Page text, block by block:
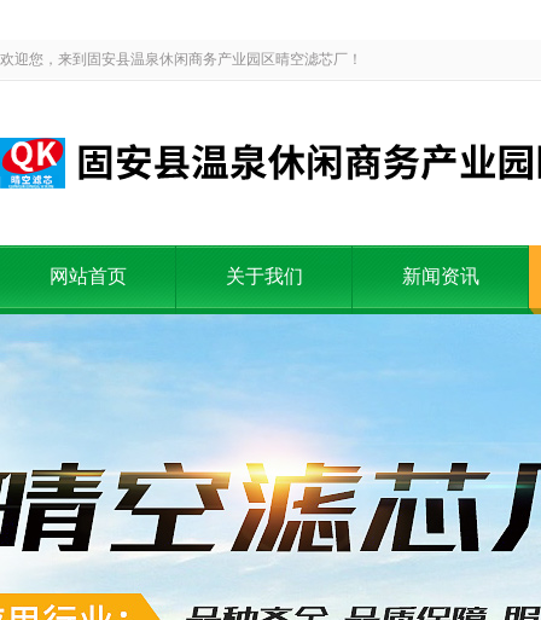
欢迎您，来到固安县温泉休闲商务产业园区晴空滤芯厂！
网站首页 关于我们 新闻资讯